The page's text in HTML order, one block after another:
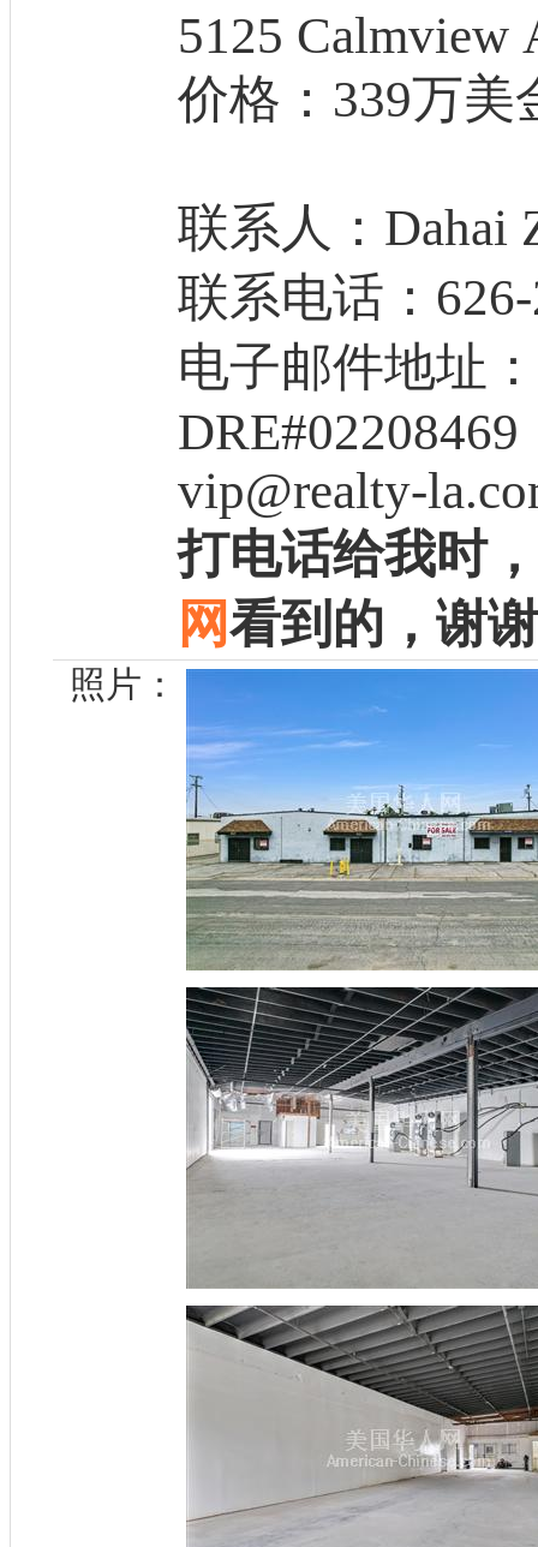
5125 Calmview
价格：339万美
联系人：Dahai
联系电话：
电子邮件地址
DRE#02208469
vip@realty-
打电话给我时
网看到的，谢
照片：